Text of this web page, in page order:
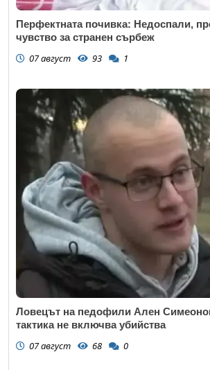
Перфектната почивка: Недоспали,
чувство за странен сърбеж
07 август 93 1
Ловецът на педофили Ален
тактика не включва убийства
07 август 68 0